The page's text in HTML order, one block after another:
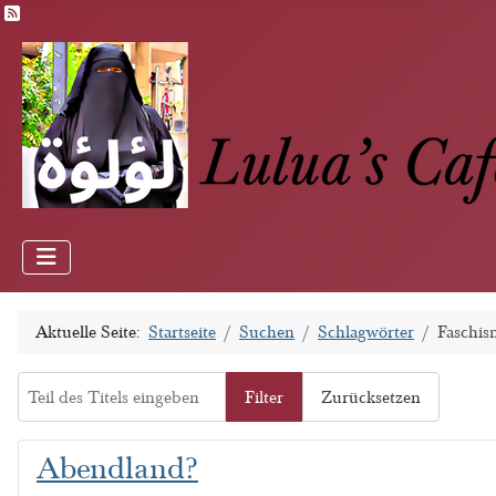
Aktuelle Seite: Startseite Suchen Schlagwörter
Filter Zurücksetzen
Abendland?